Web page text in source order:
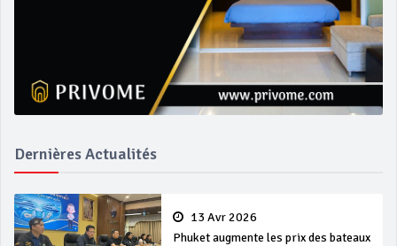
Dernières Actualités
13 Avr 2026
Phuket augmente les prix des bateaux